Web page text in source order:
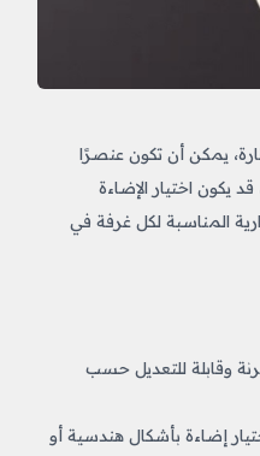
يمكن أن تكون عنصرًا
يكون اختيار الإضاءة
المناسبة لكل غرفة في
وقابلة للتعديل حسب
إضاءة بأشكال هندسية أو